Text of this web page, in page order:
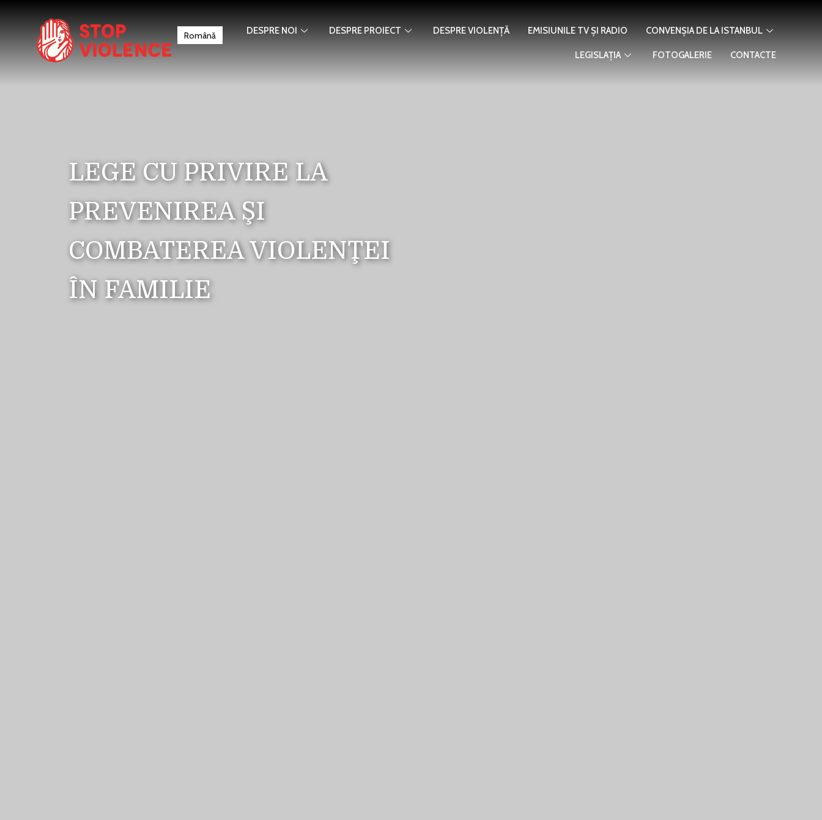
Română DESPRE NOI DESPRE PROIECT DESPRE VIOLENȚĂ EMISIUNILE TV ȘI RADIO CONVENȘIA DE LA ISTANBUL
LEGISLAȚIA FOTOGALERIE CONTACTE
LEGE CU PRIVIRE LA
PREVENIREA ŞI
COMBATEREA VIOLENŢEI
ÎN FAMILIE